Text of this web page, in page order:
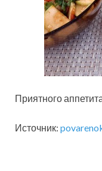
Приятного
Источник: